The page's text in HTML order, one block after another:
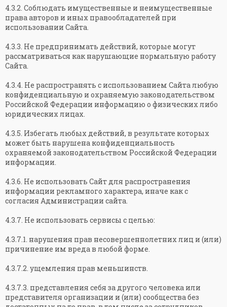
4.3.2. Соблюдать имущественные и неимущественные
права авторов и иных правообладателей при
использовании Сайта.
4.3.3. Не предпринимать действий, которые могут
рассматриваться как нарушающие нормальную работу
Сайта.
4.3.4. Не распространять с использованием Сайта любую
конфиденциальную и охраняемую законодательством
Российской Федерации информацию о физических либо
юридических лицах.
4.3.5. Избегать любых действий, в результате которых
может быть нарушена конфиденциальность
охраняемой законодательством Российской Федерации
информации.
4.3.6. Не использовать Сайт для распространения
информации рекламного характера, иначе как с
согласия Администрации сайта.
4.3.7. Не использовать сервисы с целью:
4.3.7.1. нарушения прав несовершеннолетних лиц и (или)
причинение им вреда в любой форме.
4.3.7.2. ущемления прав меньшинств.
4.3.7.3. представления себя за другого человека или
представителя организации и (или) сообщества без